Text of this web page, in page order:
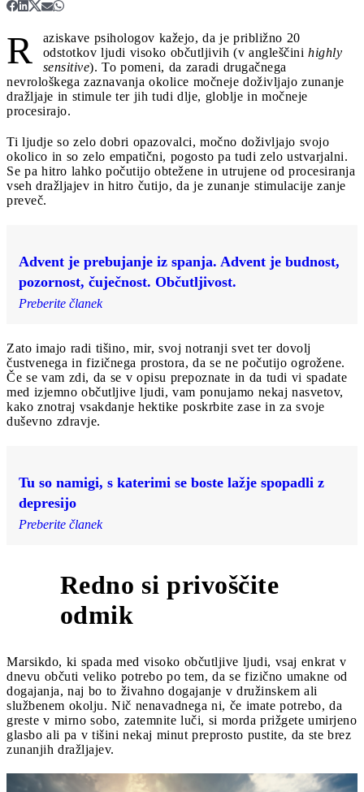
R
aziskave psihologov kažejo, da je približno 20
odstotkov ljudi visoko občutljivih (v angleščini highly
sensitive). To pomeni, da zaradi drugačnega
nevrološkega zaznavanja okolice močneje doživljajo zunanje
dražljaje in stimule ter jih tudi dlje, globlje in močneje
procesirajo.
Ti ljudje so zelo dobri opazovalci, močno doživljajo svojo
okolico in so zelo empatični, pogosto pa tudi zelo ustvarjalni.
Se pa hitro lahko počutijo obtežene in utrujene od procesiranja
vseh dražljajev in hitro čutijo, da je zunanje stimulacije zanje
preveč.
Advent je prebujanje iz spanja. Advent je budnost,
pozornost, čuječnost. Občutljivost.
Preberite članek
Zato imajo radi tišino, mir, svoj notranji svet ter dovolj
čustvenega in fizičnega prostora, da se ne počutijo ogrožene.
Če se vam zdi, da se v opisu prepoznate in da tudi vi spadate
med izjemno občutljive ljudi, vam ponujamo nekaj nasvetov,
kako znotraj vsakdanje hektike poskrbite zase in za svoje
duševno zdravje.
Tu so namigi, s katerimi se boste lažje spopadli z
depresijo
Preberite članek
Redno si privoščite
odmik
Marsikdo, ki spada med visoko občutljive ljudi, vsaj enkrat v
dnevu občuti veliko potrebo po tem, da se fizično umakne od
dogajanja, naj bo to živahno dogajanje v družinskem ali
službenem okolju. Nič nenavadnega ni, če imate potrebo, da
greste v mirno sobo, zatemnite luči, si morda prižgete umirjeno
glasbo ali pa v tišini nekaj minut preprosto pustite, da ste brez
zunanjih dražljajev.